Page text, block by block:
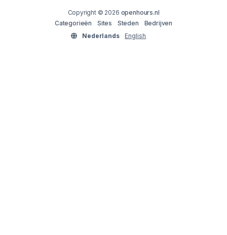
Copyright © 2026 openhours.nl
Categorieën
Sites Steden
Bedrijven
Nederlands
English